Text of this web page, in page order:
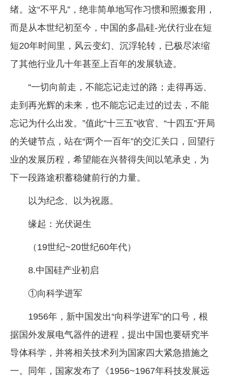
《资源再生》杂志
数字报
绪。这“不平凡”，绝非简单地写作习惯和照搬套用，
而是从本世纪初至今，中国的多晶硅-光伏行业在短
短20年时间里，风云变幻、沉浮轮转，已极尽浓缩
了其他行业几十年甚至上百年的发展轨迹。
“一切向前走，不能忘记走过的路；走得再远、
走到再光辉的未来，也不能忘记走过的过去，不能
忘记为什么出发。”值此“十三五”收官、“十四五”开局
的关键节点，站在“两个一百年”的交汇关口，回望行
业的发展历程，希望能在兴替得失间以笔承史，为
下一段路途积蓄稳健前行的力量。
以为纪念、以为祝愿。
缘起：光伏诞生
（19世纪~20世纪60年代）
8.中国硅产业初启
①向科学进军
1956年，新中国发出“向科学进军”的口号，根
据国外发展电气器件的进程，提出中国也要研究半
导体科学，并将相关技术列为国家四大紧急措施之
一。同年，国家发布了《1956~1967年科技发展远